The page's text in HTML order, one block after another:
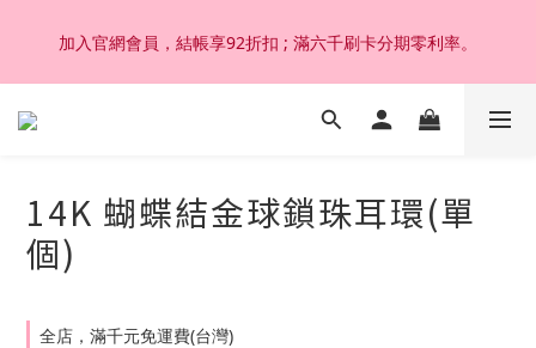
加入官網會員，結帳享92折扣 ; 滿六千刷卡分期零利率。
加入官網會員，結帳享92折扣 ; 滿六千刷卡分期零利率。
韓國設計製作。純14K 18K金，非鍍金非注金；洗澡，運動(汗
加入官網會員，結帳享92折扣 ; 滿六千刷卡分期零利率。
14K 蝴蝶結金球鎖珠耳環(單
個)
全店，滿千元免運費(台灣)